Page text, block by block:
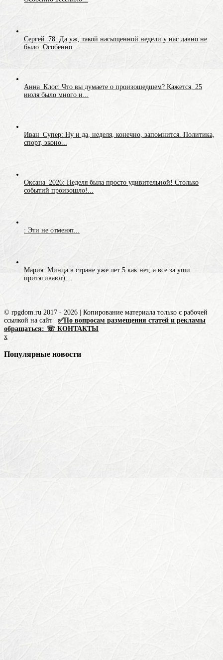
Сергей_78: Да уж, такой насыщенной недели у нас давно не
было. Особенно...
Анна_Клос: Что вы думаете о произошедшем? Кажется, 25
июля было много и...
Иван_Супер: Ну и да, неделя, конечно, запомнится. Политика,
спорт, эконо...
Оксана_2026: Неделя была просто удивительной! Столько
событий произошло!...
: Эти не отменят...
Мария: Минца в стране уже лет 5 как нет, а все за уши
притягивают)...
© rpgdom.ru 2017 - 2026 | Копирование материала только с рабочей
ссылкой на сайт | ✅По вопросам размещения статей и рекламы
обращаться: ☏ КОНТАКТЫ
x
Популярные новости